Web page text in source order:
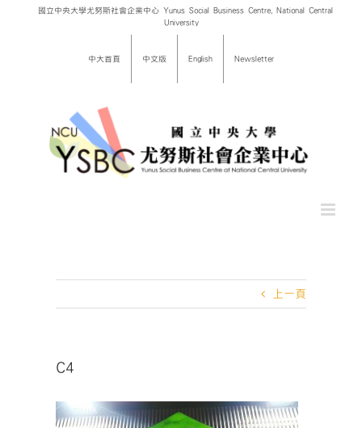
國立中央大學尤努斯社會企業中心 Yunus Social Business Centre, National Central
University
中大首頁 中文版 English Newsletter
上一頁
C4